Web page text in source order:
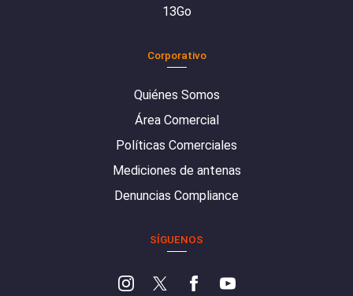
13Go
Corporativo
Quiénes Somos
Área Comercial
Políticas Comerciales
Mediciones de antenas
Denuncias Compliance
SÍGUENOS